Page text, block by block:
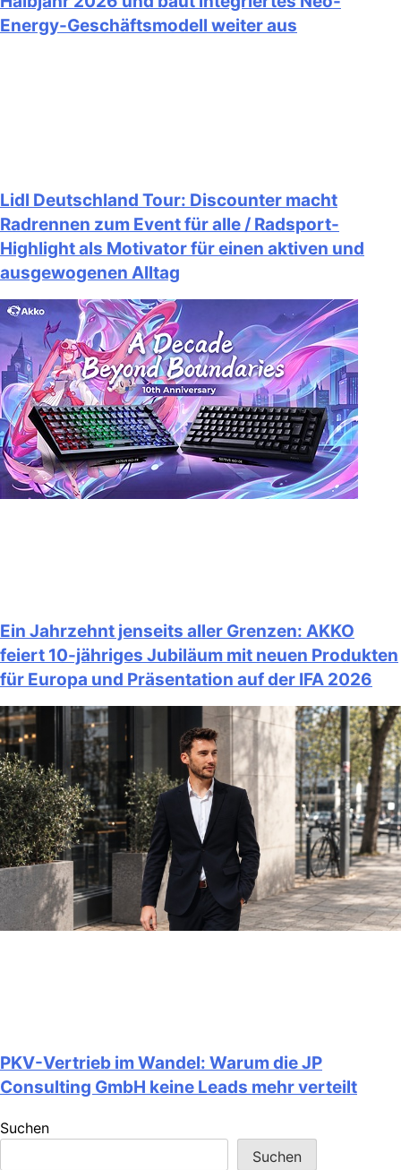
Energy-Geschäftsmodell weiter aus
Lidl Deutschland Tour: Discounter macht
Radrennen zum Event für alle / Radsport-
Highlight als Motivator für einen aktiven und
ausgewogenen Alltag
Ein Jahrzehnt jenseits aller Grenzen: AKKO
feiert 10-jähriges Jubiläum mit neuen Produkten
für Europa und Präsentation auf der IFA 2026
PKV-Vertrieb im Wandel: Warum die JP
Consulting GmbH keine Leads mehr verteilt
Suchen
Suchen